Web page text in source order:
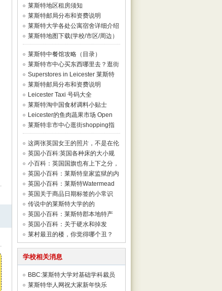
(地图详解)
莱斯特地区租房须知
莱斯特邮局分布和资费说明
莱斯特大学各处公寓宿舍详细介绍
(图片)
莱斯特地图下载(学校/市区/周边）
莱斯特中餐馆攻略（目录）
莱斯特市中心买东西哪里去？逛街
shopping地
Superstores in Leicester 莱斯特
超市大集
莱斯特邮局分布和资费说明
Leicester Taxi 号码大全
莱斯特淘中国食材调料小贴士
Leicester的鱼肉蔬果市场 Open
Market
莱斯特非市中心逛街shopping指
南
这两张英国女王的照片，不是在伦
敦，而都在
英国小百科:英国各种床的大小规
格介绍
小百科：英国国旗也有上下之分，
挂反了意义
英国小百科：莱斯特皇家监狱的内
部结构和故
英国小百科：莱斯特Watermead
Park的大湖
英国关于商品日期标签的小常识
传说中的莱斯特大学的的
Attenborough一家
英国小百科：莱斯特郡本地特产
英国小百科：关于硬水和掉发
莱村最丑的楼，你觉得哪个丑？
学校相关消息
BBC:莱斯特大学对基础学科裁员
引起争议
莱斯特华人网祝大家新年快乐